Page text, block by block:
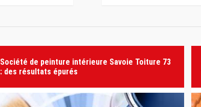
Société de peinture intérieure Savoie Toiture 73
: des résultats épurés